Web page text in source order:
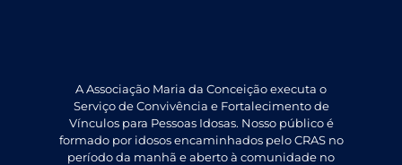
A Associação Maria da Conceição executa o
Serviço de Convivência e Fortalecimento de
Vínculos para Pessoas Idosas. Nosso público é
formado por idosos encaminhados pelo CRAS no
período da manhã e aberto à comunidade no